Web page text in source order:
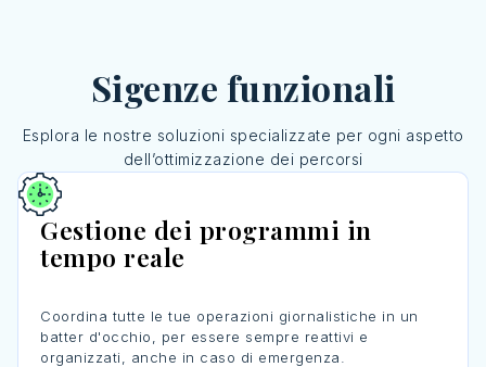
Sigenze funzionali
Esplora le nostre soluzioni specializzate per ogni aspetto
dell’ottimizzazione dei percorsi
Gestione dei programmi in
tempo reale
Coordina tutte le tue operazioni giornalistiche in un
batter d'occhio, per essere sempre reattivi e
organizzati, anche in caso di emergenza.